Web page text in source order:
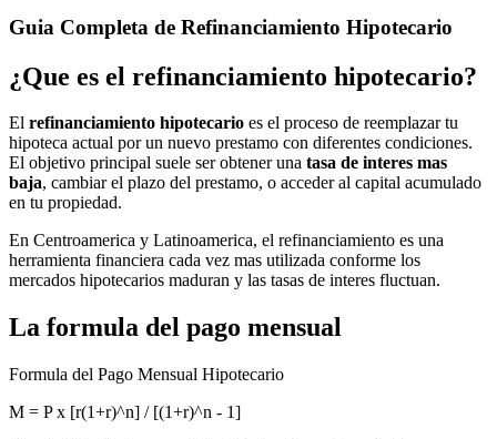
Guia Completa de Refinanciamiento Hipotecario
¿Que es el refinanciamiento hipotecario?
El refinanciamiento hipotecario es el proceso de reemplazar tu
hipoteca actual por un nuevo prestamo con diferentes condiciones.
El objetivo principal suele ser obtener una tasa de interes mas
baja, cambiar el plazo del prestamo, o acceder al capital acumulado
en tu propiedad.
En Centroamerica y Latinoamerica, el refinanciamiento es una
herramienta financiera cada vez mas utilizada conforme los
mercados hipotecarios maduran y las tasas de interes fluctuan.
La formula del pago mensual
Formula del Pago Mensual Hipotecario
M = P x [r(1+r)^n] / [(1+r)^n - 1]